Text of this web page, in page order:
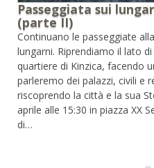
Passeggiata sui
(parte II)
Continuano le passeggiate
lungarni. Riprendiamo il lato
quartiere di Kinzica, facendo
parleremo dei palazzi, civili e
riscoprendo la città e la sua
aprile alle 15:30 in piazza XX
di…